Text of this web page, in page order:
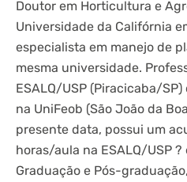
Doutor em Horticultura e
Universidade da Califórnia
especialista em manejo de
mesma universidade.
ESALQ/USP (Piracicaba/
na UniFeob (São João da
presente data, possui um
horas/aula na ESALQ/USP
Graduação e Pós-